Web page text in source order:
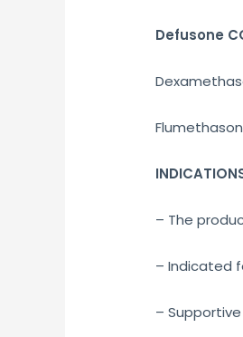
Defusone
– The
– Indicated
–